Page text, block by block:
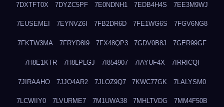
7DXTFT0X 7DYZC5PF 7E0NDNH1 7EDB4H4S 7EE3M9WJ
7EUSEMEI 7EYNVZ6I 7FB2DR6D 7FE1WG6S 7FGV6NG8
7FKTW3MA 7FRYD8I9 7FX48QP3 7GDV0B8J 7GER99GF
7H8E1KTR 7H8LPLGJ 7I854907 7IAYUF4X 7IRRICQI
7JIRAAHO 7JJO4AR2 7JLOZ9Q7 7KWC77GK 7LALYSM0
7LCWIIY0 7LVURME7 7M1UWA38 7MHLTVDG 7MM4F50B